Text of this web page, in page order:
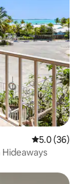
Calificación
5.0 (36)